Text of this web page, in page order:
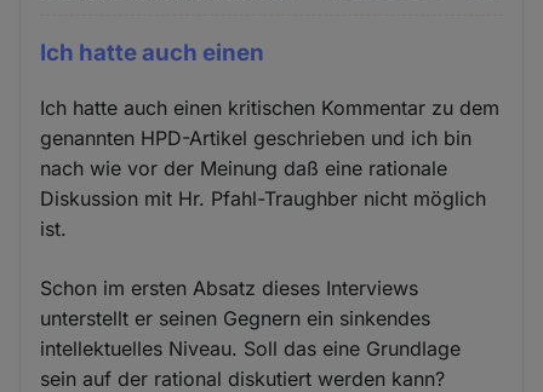
Ich hatte auch einen
Ich hatte auch einen kritischen Kommentar zu dem
genannten HPD-Artikel geschrieben und ich bin
nach wie vor der Meinung daß eine rationale
Diskussion mit Hr. Pfahl-Traughber nicht möglich
ist.
Schon im ersten Absatz dieses Interviews
unterstellt er seinen Gegnern ein sinkendes
intellektuelles Niveau. Soll das eine Grundlage
sein auf der rational diskutiert werden kann?